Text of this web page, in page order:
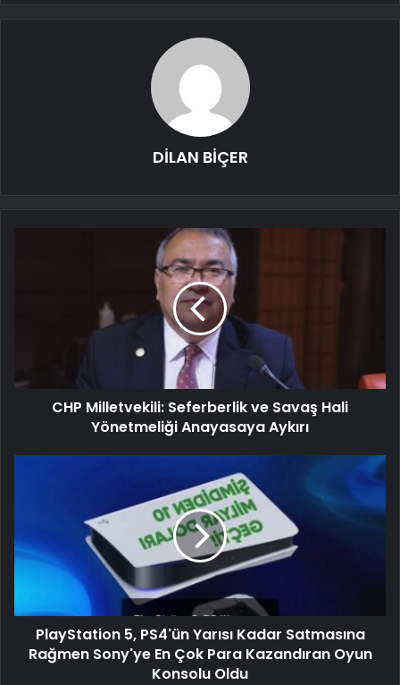
DİLAN BİÇER
CHP Milletvekili: Seferberlik ve Savaş Hali
Yönetmeliği Anayasaya Aykırı
PlayStation 5, PS4'ün Yarısı Kadar Satmasına
Rağmen Sony'ye En Çok Para Kazandıran Oyun
Konsolu Oldu